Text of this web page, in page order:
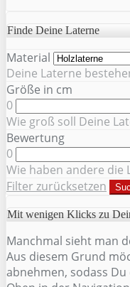
Finde Deine Laterne
Material
Deine Laterne
Größe in cm
0
Wie groß soll Deine
Bewertung
0
Wie haben andere die
Filter zurücksetzen
Mit wenigen Klicks zu
Manchmal sieht man
Aus diesem Grund
abnehmen, sodass